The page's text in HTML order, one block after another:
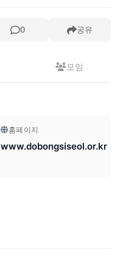
0 공유
모임
홈페이지
www.dobongsiseol.or.kr